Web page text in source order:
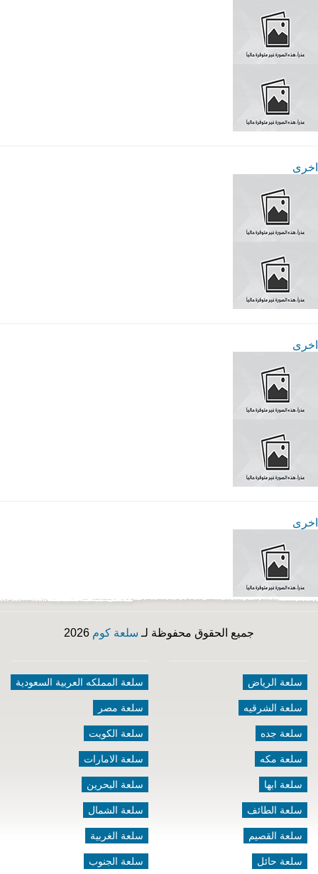
اخرى
اخرى
اخرى
جميع الحقوق محفوظة لـ سلعة كوم
سلعة الرياض
سلعة الشرقيه
سلعة جده
سلعة مكه
سلعة ابها
سلعة الطائف
سلعة القصيم
سلعة حائل
سلعة المملكه العربية السعودية
سلعة مصر
سلعة الكويت
سلعة الامارات
سلعة البحرين
سلعة الشمال
سلعة الغربية
سلعة الجنوب